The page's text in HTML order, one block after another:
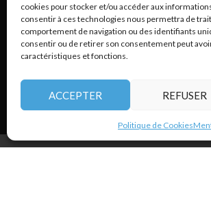
cookies pour stocker et/ou accéder aux
consentir à ces technologies nous permettra de
comportement de navigation ou des identifiants
consentir ou de retirer son consentement peut
caractéristiques et fonctions.
ACCEPTER REFUSER
Politique de Cookies